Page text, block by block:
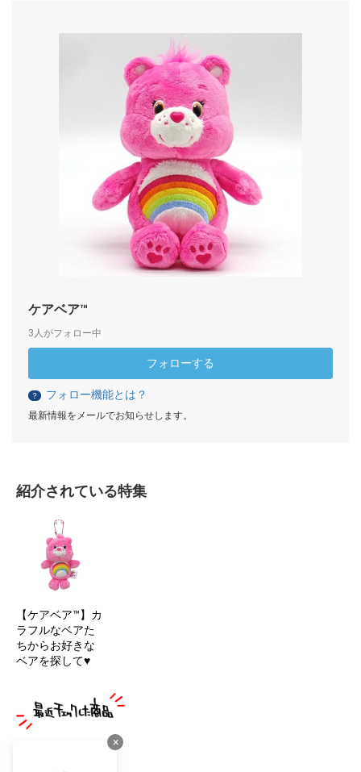
ケアベア™
3人がフォロー中
フォローする
？ フォロー機能とは？
最新情報をメールでお知らせします。
紹介されている特集
【ケアベア™】カ
ラフルなベアた
ちからお好きな
ベアを探して♥
×